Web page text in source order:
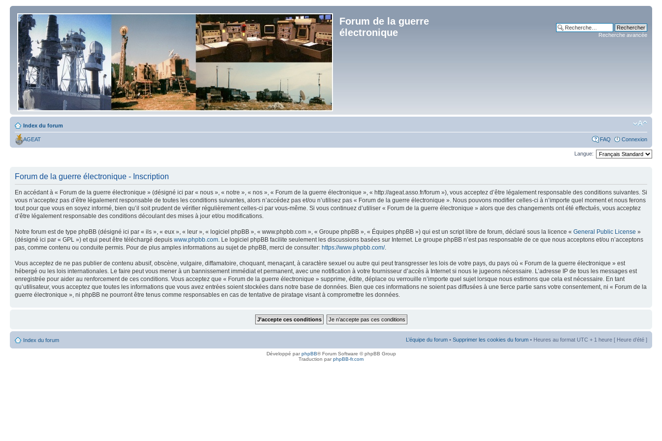
Forum de la guerre
électronique
Recherche avancée
Index du forum
AGEAT FAQ Connexion
Langue:
Forum de la guerre électronique - Inscription
En accédant à « Forum de la guerre électronique » (désigné ici par « nous », « notre », « nos », « Forum de la guerre électronique », « http://ageat.asso.fr/forum »), vous acceptez d’être légalement responsable des conditions suivantes. Si
vous n’acceptez pas d’être légalement responsable de toutes les conditions suivantes, alors n’accédez pas et/ou n’utilisez pas « Forum de la guerre électronique ». Nous pouvons modifier celles-ci à n’importe quel moment et nous ferons
tout pour que vous en soyez informé, bien qu’il soit prudent de vérifier régulièrement celles-ci par vous-même. Si vous continuez d’utiliser « Forum de la guerre électronique » alors que des changements ont été effectués, vous acceptez
d’être légalement responsable des conditions découlant des mises à jour et/ou modifications.
Notre forum est de type phpBB (désigné ici par « ils », « eux », « leur », « logiciel phpBB », « www.phpbb.com », « Groupe phpBB », « Équipes phpBB ») qui est un script libre de forum, déclaré sous la licence « General Public License »
(désigné ici par « GPL ») et qui peut être téléchargé depuis www.phpbb.com . Le logiciel phpBB facilite seulement les discussions basées sur Internet. Le groupe phpBB n’est pas responsable de ce que nous acceptons et/ou n’acceptons
pas, comme contenu ou conduite permis. Pour de plus amples informations au sujet de phpBB, merci de consulter: https://www.phpbb.com/.
Vous acceptez de ne pas publier de contenu abusif, obscène, vulgaire, diffamatoire, choquant, menaçant, à caractère sexuel ou autre qui peut transgresser les lois de votre pays, du pays où « Forum de la guerre électronique » est
hébergé ou les lois internationales. Le faire peut vous mener à un bannissement immédiat et permanent, avec une notification à votre fournisseur d’accès à Internet si nous le jugeons nécessaire. L’adresse IP de tous les messages est
enregistrée pour aider au renforcement de ces conditions. Vous acceptez que « Forum de la guerre électronique » supprime, édite, déplace ou verrouille n’importe quel sujet lorsque nous estimons que cela est nécessaire. En tant
qu’utilisateur, vous acceptez que toutes les informations que vous avez entrées soient stockées dans notre base de données. Bien que ces informations ne soient pas diffusées à une tierce partie sans votre consentement, ni « Forum de la
guerre électronique », ni phpBB ne pourront être tenus comme responsables en cas de tentative de piratage visant à compromettre les données.
Index du forum L’équipe du forum • Supprimer les cookies du forum • Heures au format UTC + 1 heure [ Heure d’été ]
Développé parphpBB® Forum Software © phpBB Group
Traduction parphpBB-fr.com